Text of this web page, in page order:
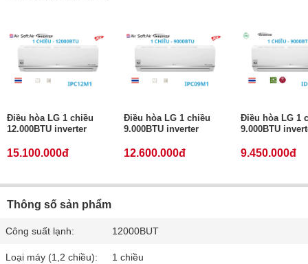
Điều hòa LG 1 chiều
12.000BTU inverter
15.100.000đ
Điều hòa LG 1 chiều
9.000BTU inverter
12.600.000đ
Điều hòa LG 1
9.000BTU
9.450.000đ
Thông số sản phẩm
Công suất lạnh: 12000BUT
Loại máy (1,2 chiều): 1 chiều